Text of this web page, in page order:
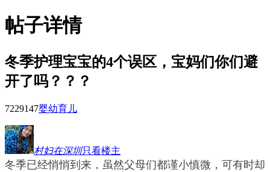
帖子详情
冬季护理宝宝的4个误区，宝妈们你们避
开了吗？？？
7229147婴幼育儿
村妇在深圳只看楼主
冬季已经悄悄到来，虽然父母们都谨小慎微，可有时却